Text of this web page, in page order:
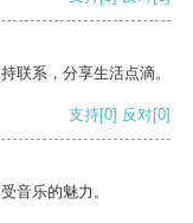
联系，分享生活点滴。
支持[0] 反对[0]
音乐的魅力。